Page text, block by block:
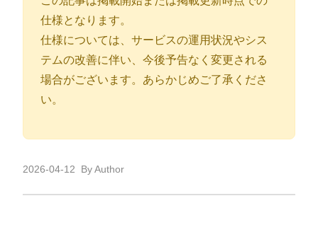
仕様となります。
仕様については、サービスの運用状況やシス
テムの改善に伴い、今後予告なく変更される
場合がございます。あらかじめご了承くださ
い。
2026-04-12 By Author